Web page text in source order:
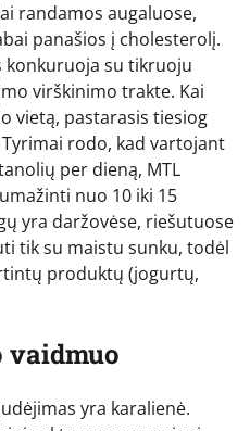
randamos augaluose,
panašios į cholesterolį.
konkuruoja su tikruoju
virškinimo trakte. Kai
vietą, pastarasis tiesiog
rodo, kad vartojant
per dieną, MTL
nuo 10 iki 15
yra daržovėse, riešutuose
tik su maistu sunku, todėl
produktų (jogurtų,
yra karalienė.